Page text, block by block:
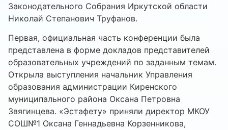
Законодательного Собрания Иркутской области
Николай Степанович Труфанов.
Первая, официальная часть конференции была
представлена в форме докладов представителей
образовательных учреждений по заданным темам.
Открыла выступления начальник Управления
образования администрации Киренского
муниципального района Оксана Петровна
Звягинцева. «Эстафету» приняли директор МКОУ
СОШ№1 Оксана Геннадьевна Корзенникова,